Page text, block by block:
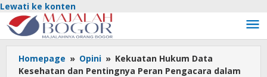
Lewati ke konten
Homepage » Opini » Kekuatan Hukum Data
Kesehatan dan Pentingnya Peran Pengacara dalam